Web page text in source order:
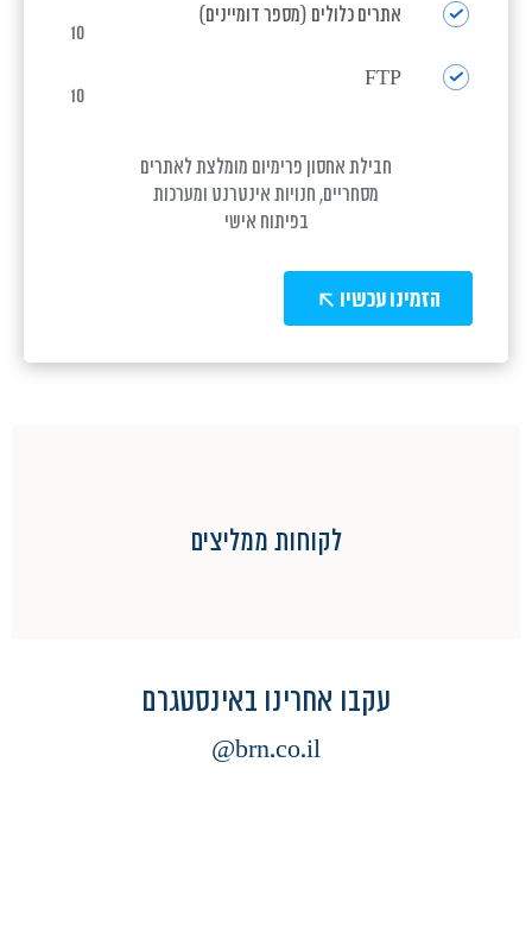
אתרים כלולים (מספר דומיינים)
10
FTP
10
חבילת אחסון פרימיום מומלצת לאתרים
מסחריים, חנויות אינטרנט ומערכות
בפיתוח אישי
הזמינו עכשיו
לקוחות ממליצים
עקבו אחרינו באינסטגרם
brn.co.il@